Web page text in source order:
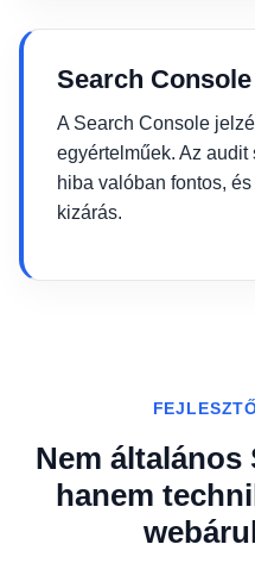
Search
A Search Console
egyértelműek. Az
hiba valóban fontos,
kizárás.
Nem általános
hanem